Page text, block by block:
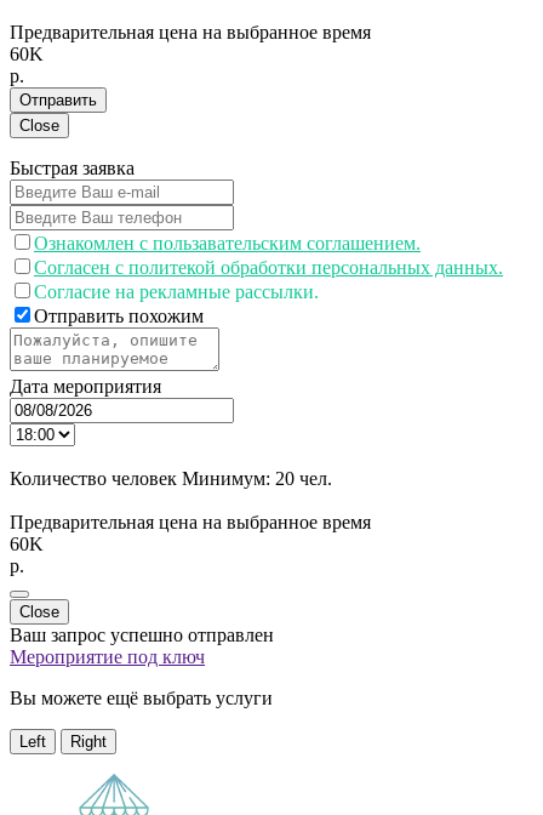
Предварительная цена на выбранное время
60K
p.
Отправить
Close
Быстрая заявка
Ознакомлен с пользавательским соглашением.
Согласен с политекой обработки персональных данных.
Согласие на рекламные рассылки.
Отправить похожим
Дата мероприятия
Количество человек Минимум: 20 чел.
Предварительная цена на выбранное время
60K
p.
Close
Ваш запрос успешно отправлен
Мероприятие под ключ
Вы можете ещё выбрать услуги
Left Right